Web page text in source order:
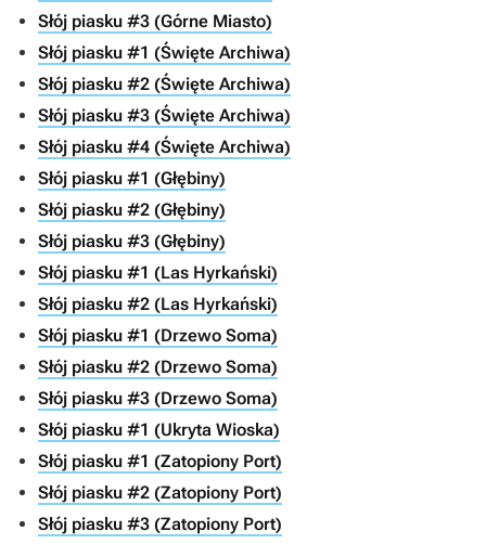
Słój piasku #3 (Górne Miasto)
Słój piasku #1 (Święte Archiwa)
Słój piasku #2 (Święte Archiwa)
Słój piasku #3 (Święte Archiwa)
Słój piasku #4 (Święte Archiwa)
Słój piasku #1 (Głębiny)
Słój piasku #2 (Głębiny)
Słój piasku #3 (Głębiny)
Słój piasku #1 (Las Hyrkański)
Słój piasku #2 (Las Hyrkański)
Słój piasku #1 (Drzewo Soma)
Słój piasku #2 (Drzewo Soma)
Słój piasku #3 (Drzewo Soma)
Słój piasku #1 (Ukryta Wioska)
Słój piasku #1 (Zatopiony Port)
Słój piasku #2 (Zatopiony Port)
Słój piasku #3 (Zatopiony Port)